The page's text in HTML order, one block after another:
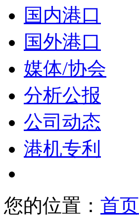
国内港口
国外港口
媒体/协会
分析公报
公司动态
港机专利
您的位置： 首页